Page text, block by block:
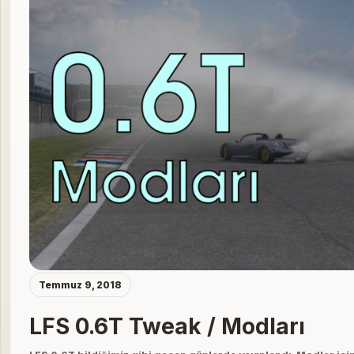
Temmuz 9, 2018
LFS 0.6T Tweak / Modları